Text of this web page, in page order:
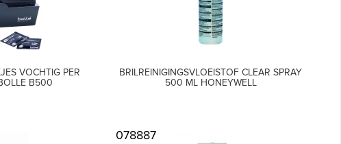
VOCHTIG PER
B500
BRILREINIGINGSVLOEISTOF CLEAR SPRAY
500 ML HONEYWELL
078887